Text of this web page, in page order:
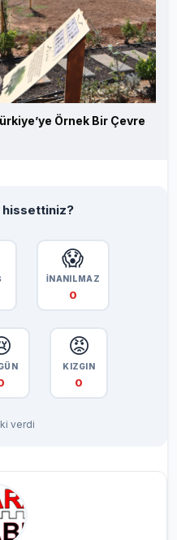
Örnek Bir Çevre
hissettiniz?
😱
İNANILMAZ
0
😡
KIZGIN
0
verdi